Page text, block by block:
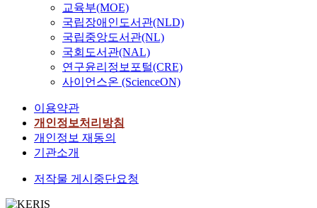
교육부(MOE)
국립장애인도서관(NLD)
국립중앙도서관(NL)
국회도서관(NAL)
연구윤리정보포털(CRE)
사이언스온 (ScienceON)
이용약관
개인정보처리방침
개인정보 재동의
기관소개
저작물 게시중단요청